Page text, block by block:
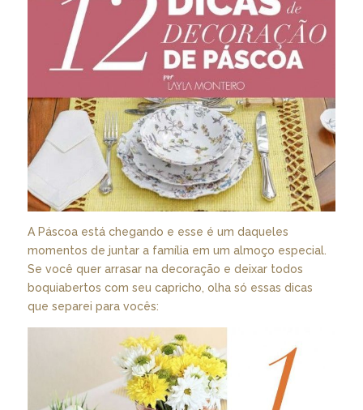
A Páscoa está chegando e esse é um daqueles
momentos de juntar a família em um almoço especial.
Se você quer arrasar na decoração e deixar todos
boquiabertos com seu capricho, olha só essas dicas
que separei para vocês: